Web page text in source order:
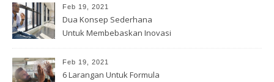
Feb 19, 2021
Dua Konsep Sederhana
Untuk Membebaskan Inovasi
Feb 19, 2021
6 Larangan Untuk Formula